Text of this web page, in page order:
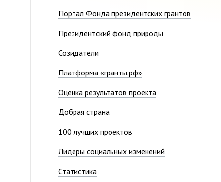
Портал Фонда президентских грантов
Президентский фонд природы
Созидатели
Платформа «гранты.рф»
Оценка результатов проекта
Добрая страна
100 лучших проектов
Лидеры социальных изменений
Статистика